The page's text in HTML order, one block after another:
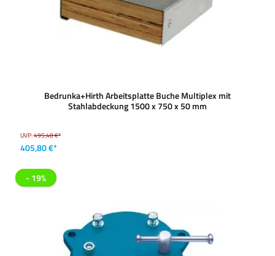
Bedrunka+Hirth Arbeitsplatte Buche Multiplex mit
Stahlabdeckung 1500 x 750 x 50 mm
UVP:495,48 €*
405,80 €*
- 19%